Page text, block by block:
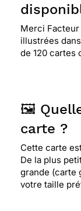
⭐⭐⭐⭐ Le
côté funeste
⭐⭐⭐⭐ Le
⭐⭐⭐⭐
Le
Merci
illustrées
de 120 cartes
🖼️
carte ?
Cette carte
De la plus
grande (carte
votre taille